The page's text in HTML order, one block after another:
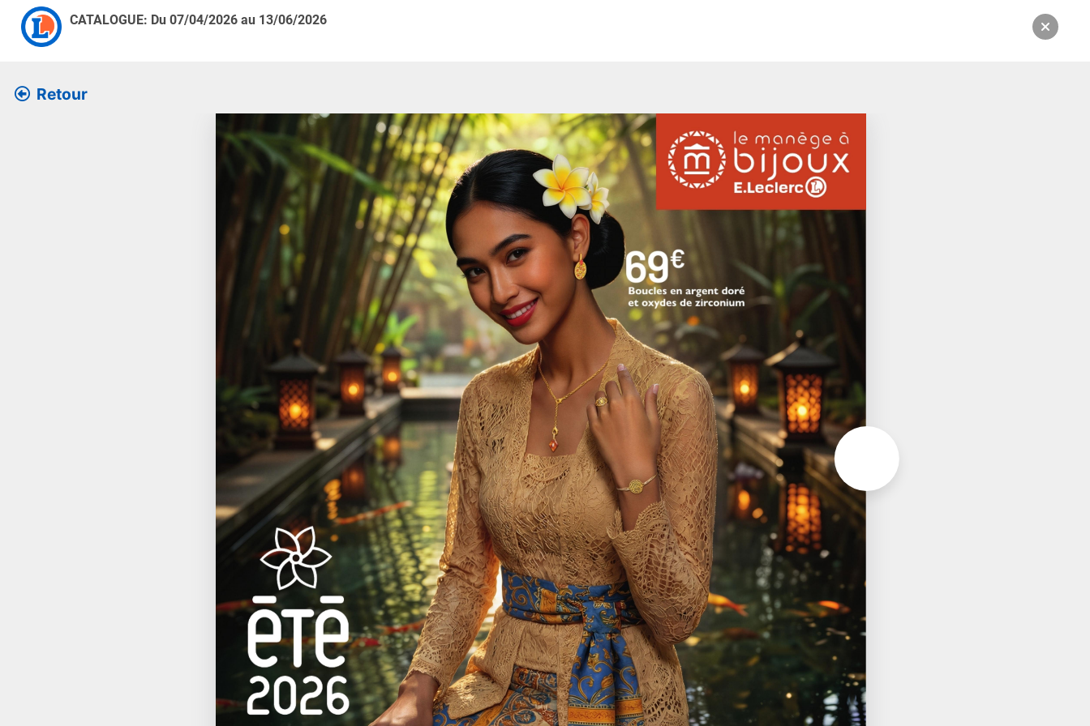
CATALOGUE: Du 07/04/2026au 13/06/2026
Retour
Retrouver l’ensemble des informations de la version feuilletable du catalogue dans sa version numérique.
Aller à la page suivante